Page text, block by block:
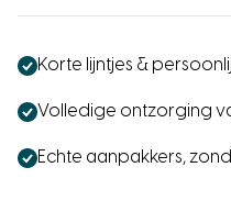
Korte lijntjes &
Volledige ontzorging
Echte aanpakkers,